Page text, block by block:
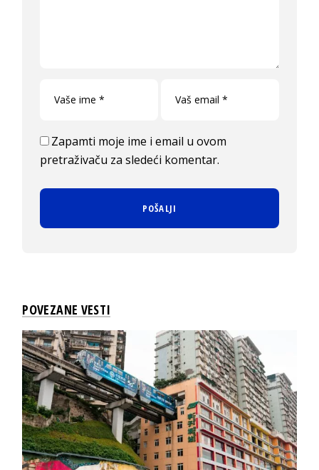
Zapamti moje ime i email u ovom
pretraživaču za sledeći komentar.
POVEZANE VESTI